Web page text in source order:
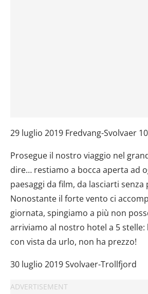
29 luglio 2019 Fredvang-Svolvaer
Prosegue il nostro viaggio nel
dire… restiamo a bocca aperta ad
paesaggi da film, da lasciarti senza
Nonostante il forte vento ci
giornata, spingiamo a più non
arriviamo al nostro hotel a 5
con vista da urlo, non ha prezzo!
30 luglio 2019 Svolvaer-Trollfjord